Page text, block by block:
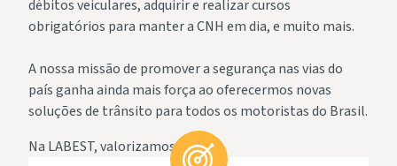
débitos veiculares, adquirir e realizar cursos
obrigatórios para manter a CNH em dia, e muito mais.
A nossa missão de promover a segurança nas vias do
país ganha ainda mais força ao oferecermos novas
soluções de trânsito para todos os motoristas do Brasil.
Na LABEST, valorizamos: